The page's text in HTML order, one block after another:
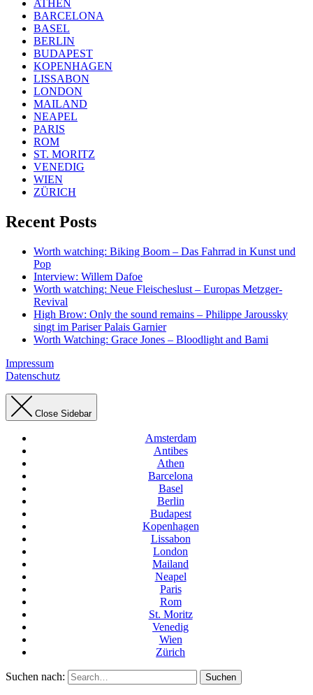
ATHEN
BARCELONA
BASEL
BERLIN
BUDAPEST
KOPENHAGEN
LISSABON
LONDON
MAILAND
NEAPEL
PARIS
ROM
ST. MORITZ
VENEDIG
WIEN
ZÜRICH
Recent Posts
Worth watching: Biking Boom – Das Fahrrad in Kunst und
Pop
Interview: Willem Dafoe
Worth watching: Neue Fleischeslust – Europas Metzger-
Revival
High Brow: Only the sound remains – Philippe Jaroussky
singt im Pariser Palais Garnier
Worth Watching: Grace Jones – Bloodlight and Bami
Impressum
Datenschutz
Close Sidebar
Amsterdam
Antibes
Athen
Barcelona
Basel
Berlin
Budapest
Kopenhagen
Lissabon
London
Mailand
Neapel
Paris
Rom
St. Moritz
Venedig
Wien
Zürich
Suchen nach: